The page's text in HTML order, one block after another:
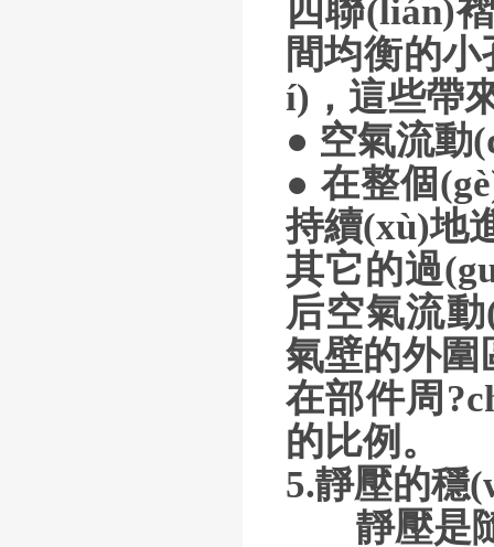
四聯(lián)
間均衡的
í)，這
● 空氣流動
● 在整個
持續(xù)地進
其它的過
后空氣流
氣壁的外圍
在部件周
的比例。
5.靜壓的穩
靜壓是隨